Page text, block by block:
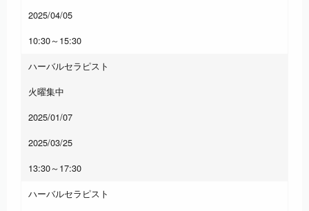
2025/04/05
10:30～15:30
ハーバルセラピスト
火曜集中
2025/01/07
2025/03/25
13:30～17:30
ハーバルセラピスト